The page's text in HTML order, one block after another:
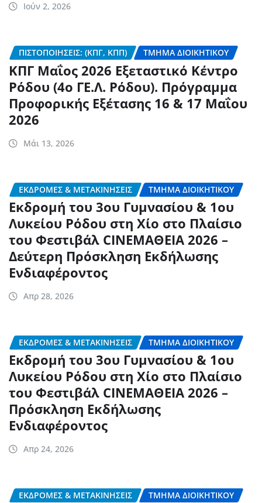
Ιούν 2, 2026
ΠΙΣΤΟΠΟΙΉΣΕΙΣ: (ΚΠΓ, ΚΠΠ) ΤΜΉΜΑ ΔΙΟΙΚΗΤΙΚΟΎ
ΚΠΓ Μαΐος 2026 Εξεταστικό Κέντρο
Ρόδου (4ο ΓΕ.Λ. Ρόδου). Πρόγραμμα
Προφορικής Εξέτασης 16 & 17 Μαΐου
2026
Μάι 13, 2026
ΕΚΔΡΟΜΈΣ & ΜΕΤΑΚΙΝΉΣΕΙΣ ΤΜΉΜΑ ΔΙΟΙΚΗΤΙΚΟΎ
Εκδρομή του 3ου Γυμνασίου & 1ου
Λυκείου Ρόδου στη Χίο στο Πλαίσιο
του Φεστιβάλ CINEΜΑΘΕΙΑ 2026 –
Δεύτερη Πρόσκληση Εκδήλωσης
Ενδιαφέροντος
Απρ 28, 2026
ΕΚΔΡΟΜΈΣ & ΜΕΤΑΚΙΝΉΣΕΙΣ ΤΜΉΜΑ ΔΙΟΙΚΗΤΙΚΟΎ
Εκδρομή του 3ου Γυμνασίου & 1ου
Λυκείου Ρόδου στη Χίο στο Πλαίσιο
του Φεστιβάλ CINEΜΑΘΕΙΑ 2026 –
Πρόσκληση Εκδήλωσης
Ενδιαφέροντος
Απρ 24, 2026
ΕΚΔΡΟΜΈΣ & ΜΕΤΑΚΙΝΉΣΕΙΣ ΤΜΉΜΑ ΔΙΟΙΚΗΤΙΚΟΎ